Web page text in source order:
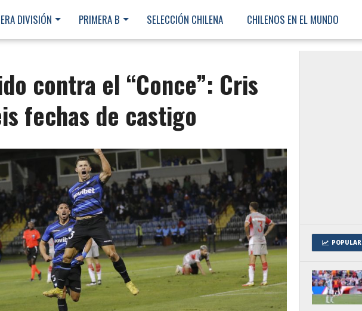
DIVISIÓN PRIMERA B SELECCIÓN CHILENA CHILENOS EN EL MUNDO
contra el “Conce”: Cris
fechas de castigo
POPULAR